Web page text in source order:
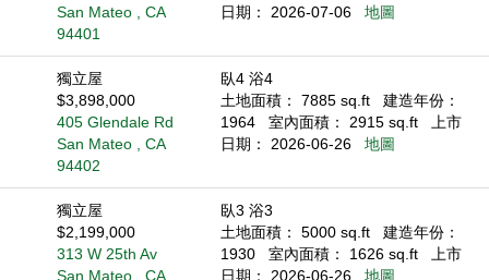
San Mateo , CA
94401
日期： 2026-07-06
地圖
獨立屋
$3,898,000
405 Glendale Rd
San Mateo , CA
94402
臥4 浴4
土地面積： 7885 sq.ft
建造年份：
1964
室內面積： 2915 sq.ft
上市
日期： 2026-06-26
地圖
獨立屋
$2,199,000
313 W 25th Av
San Mateo , CA
臥3 浴3
土地面積： 5000 sq.ft
建造年份：
1930
室內面積： 1626 sq.ft
上市
日期： 2026-06-26
地圖